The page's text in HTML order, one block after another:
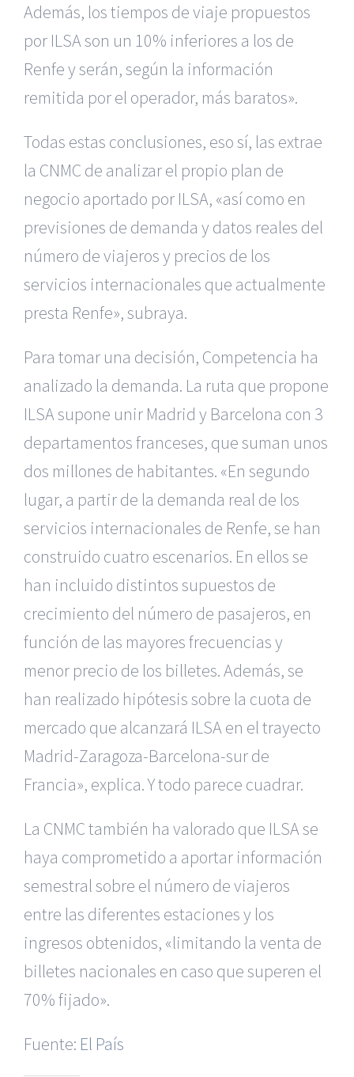
Además, los tiempos de viaje propuestos
por ILSA son un 10% inferiores a los de
Renfe y serán, según la información
remitida por el operador, más baratos».
Todas estas conclusiones, eso sí, las extrae
la CNMC de analizar el propio plan de
negocio aportado por ILSA, «así como en
previsiones de demanda y datos reales del
número de viajeros y precios de los
servicios internacionales que actualmente
presta Renfe», subraya.
Para tomar una decisión, Competencia ha
analizado la demanda. La ruta que propone
ILSA supone unir Madrid y Barcelona con 3
departamentos franceses, que suman unos
dos millones de habitantes. «En segundo
lugar, a partir de la demanda real de los
servicios internacionales de Renfe, se han
construido cuatro escenarios. En ellos se
han incluido distintos supuestos de
crecimiento del número de pasajeros, en
función de las mayores frecuencias y
menor precio de los billetes. Además, se
han realizado hipótesis sobre la cuota de
mercado que alcanzará ILSA en el trayecto
Madrid-Zaragoza-Barcelona-sur de
Francia», explica. Y todo parece cuadrar.
La CNMC también ha valorado que ILSA se
haya comprometido a aportar información
semestral sobre el número de viajeros
entre las diferentes estaciones y los
ingresos obtenidos, «limitando la venta de
billetes nacionales en caso que superen el
70% fijado».
Fuente: El País
|Recursos Administrativos | BGD Abogados Murcia| BGD
Abogados Alicante
Servicios de nuestra Firma |
|Formación para Abogados